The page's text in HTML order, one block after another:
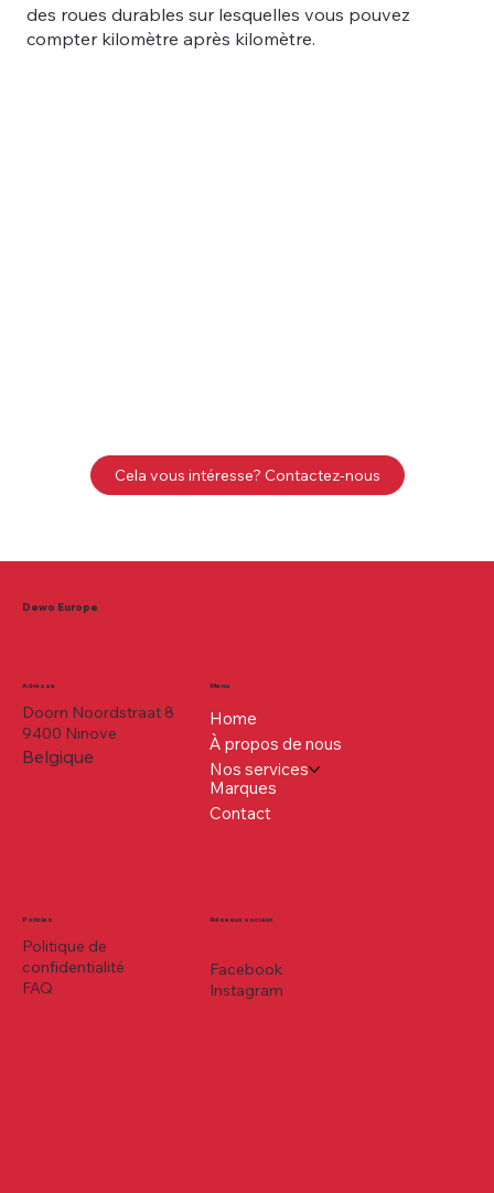
des roues durables sur lesquelles vous pouvez
compter kilomètre après kilomètre.
Cela vous intéresse? Contactez-nous
Dewo Europe
Adresse
Doorn Noordstraat 8
9400 Ninove
Belgique
Menu
Home
À propos de nous
Nos services
Marques
Contact
Policies
Politique de
confidentialité
FAQ
Réseaux sociaux
Facebook
Instagram